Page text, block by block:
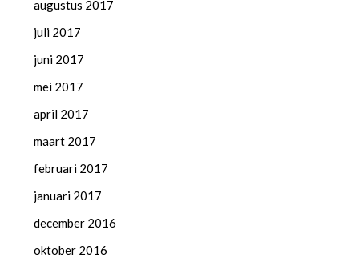
augustus 2017
juli 2017
juni 2017
mei 2017
april 2017
maart 2017
februari 2017
januari 2017
december 2016
oktober 2016